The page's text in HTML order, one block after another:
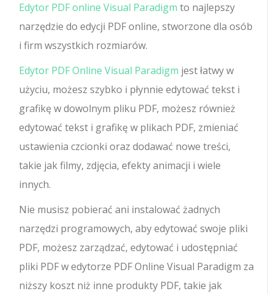
Edytor PDF online Visual Paradigm to najlepszy
narzędzie do edycji PDF online, stworzone dla osób
i firm wszystkich rozmiarów.
Edytor PDF Online Visual Paradigm jest łatwy w
użyciu, możesz szybko i płynnie edytować tekst i
grafikę w dowolnym pliku PDF, możesz również
edytować tekst i grafikę w plikach PDF, zmieniać
ustawienia czcionki oraz dodawać nowe treści,
takie jak filmy, zdjęcia, efekty animacji i wiele
innych.
Nie musisz pobierać ani instalować żadnych
narzędzi programowych, aby edytować swoje pliki
PDF, możesz zarządzać, edytować i udostępniać
pliki PDF w edytorze PDF Online Visual Paradigm za
niższy koszt niż inne produkty PDF, takie jak